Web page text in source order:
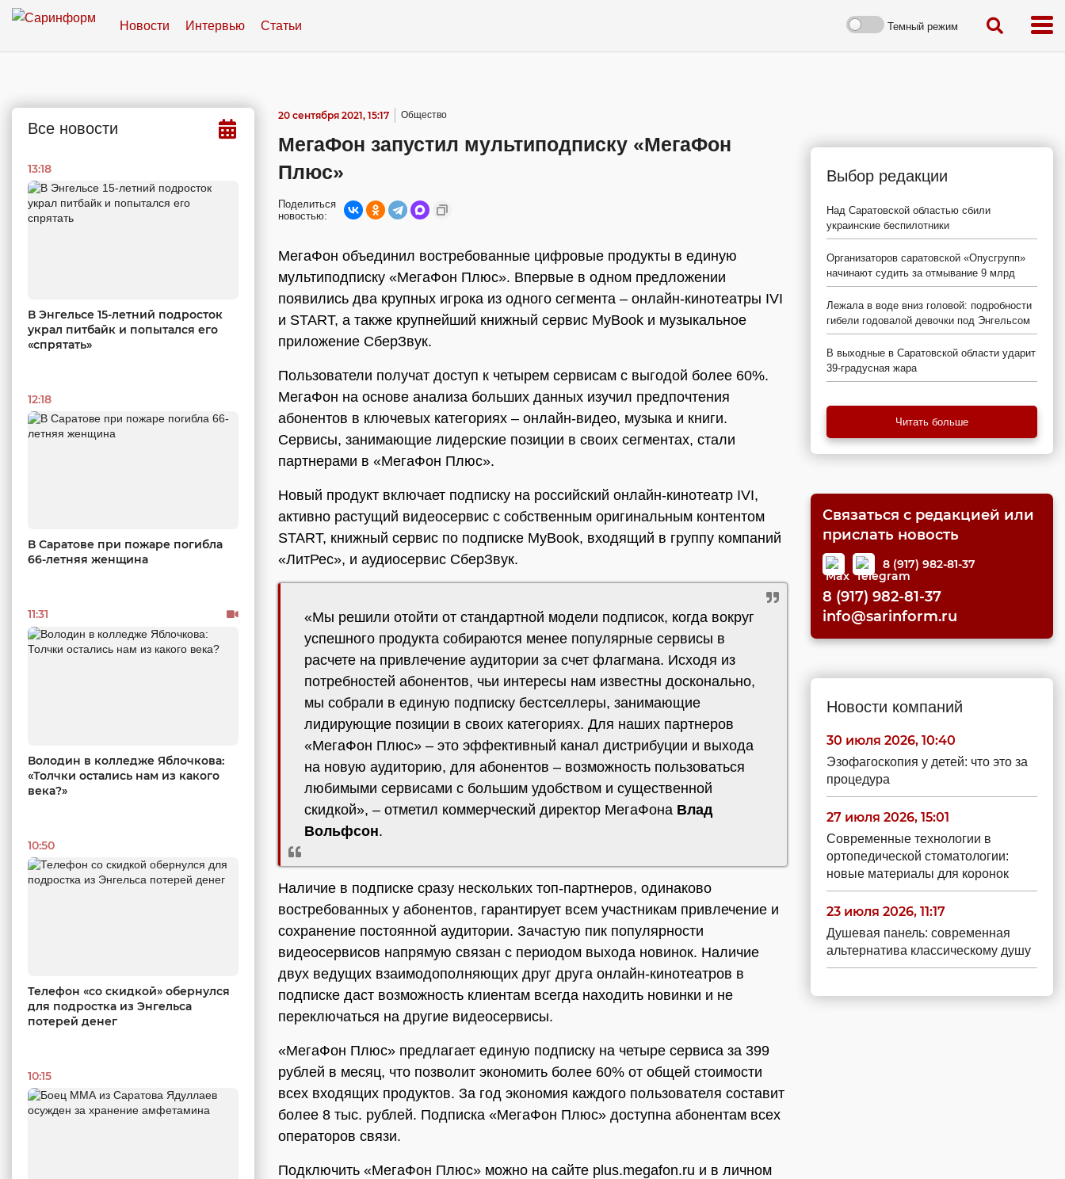
Новости Интервью Статьи Темный режим
Все новости
13:18
В Энгельсе 15-летний подросток
украл питбайк и попытался его
«спрятать»
12:18
В Саратове при пожаре погибла
66-летняя женщина
11:31
Володин в колледже Яблочкова:
«Толчки остались нам из какого
века?»
10:50
Телефон «со скидкой» обернулся
для подростка из Энгельса
потерей денег
10:15
20 сентября 2021, 15:17 Общество
МегаФон запустил мультиподписку «МегаФон
Плюс»
Поделиться
новостью:
МегаФон объединил востребованные цифровые продукты в единую
мультиподписку «МегаФон Плюс». Впервые в одном предложении
появились два крупных игрока из одного сегмента – онлайн-кинотеатры IVI
и START, а также крупнейший книжный сервис MyBook и музыкальное
приложение СберЗвук.
Пользователи получат доступ к четырем сервисам с выгодой более 60%.
МегаФон на основе анализа больших данных изучил предпочтения
абонентов в ключевых категориях – онлайн-видео, музыка и книги.
Сервисы, занимающие лидерские позиции в своих сегментах, стали
партнерами в «МегаФон Плюс».
Новый продукт включает подписку на российский онлайн-кинотеатр IVI,
активно растущий видеосервис с собственным оригинальным контентом
START, книжный сервис по подписке MyBook, входящий в группу компаний
«ЛитРес», и аудиосервис СберЗвук.
«Мы решили отойти от стандартной модели подписок, когда вокруг
успешного продукта собираются менее популярные сервисы в
расчете на привлечение аудитории за счет флагмана. Исходя из
потребностей абонентов, чьи интересы нам известны досконально,
мы собрали в единую подписку бестселлеры, занимающие
лидирующие позиции в своих категориях. Для наших партнеров
«МегаФон Плюс» – это эффективный канал дистрибуции и выхода
на новую аудиторию, для абонентов – возможность пользоваться
любимыми сервисами с большим удобством и существенной
скидкой», – отметил коммерческий директор МегаФона Влад
Вольфсон.
Наличие в подписке сразу нескольких топ-партнеров, одинаково
востребованных у абонентов, гарантирует всем участникам привлечение и
сохранение постоянной аудитории. Зачастую пик популярности
видеосервисов напрямую связан с периодом выхода новинок. Наличие
двух ведущих взаимодополняющих друг друга онлайн-кинотеатров в
подписке даст возможность клиентам всегда находить новинки и не
переключаться на другие видеосервисы.
«МегаФон Плюс» предлагает единую подписку на четыре сервиса за 399
рублей в месяц, что позволит экономить более 60% от общей стоимости
всех входящих продуктов. За год экономия каждого пользователя составит
более 8 тыс. рублей. Подписка «МегаФон Плюс» доступна абонентам всех
операторов связи.
Подключить «МегаФон Плюс» можно на сайте plus.megafon.ru и в личном
Выбор редакции
Над Саратовской областью сбили
украинские беспилотники
Организаторов саратовской «Опусгрупп»
начинают судить за отмывание 9 млрд
Лежала в воде вниз головой: подробности
гибели годовалой девочки под Энгельсом
В выходные в Саратовской области ударит
39-градусная жара
Читать больше
Связаться с редакцией или
прислать новость
8 (917) 982-81-37
8 (917) 982-81-37
info@sarinform.ru
Новости компаний
30 июля 2026, 10:40
Эзофагоскопия у детей: что это за
процедура
27 июля 2026, 15:01
Современные технологии в
ортопедической стоматологии:
новые материалы для коронок
23 июля 2026, 11:17
Душевая панель: современная
альтернатива классическому душу